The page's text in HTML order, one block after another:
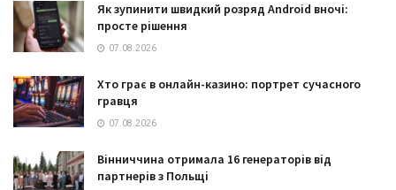
Як зупинити швидкий розряд Android вночі:
просте рішення
07.08.2026
Хто грає в онлайн-казино: портрет сучасного
гравця
07.08.2026
Вінниччина отримала 16 генераторів від
партнерів з Польщі